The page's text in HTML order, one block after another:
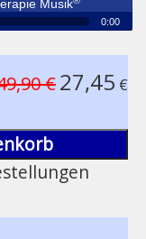
Musik
0:00
€27,45 €